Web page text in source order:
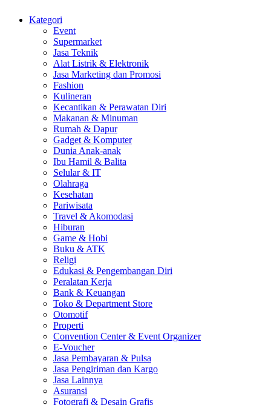
Kategori
Event
Supermarket
Jasa Teknik
Alat Listrik & Elektronik
Jasa Marketing dan Promosi
Fashion
Kulineran
Kecantikan & Perawatan Diri
Makanan & Minuman
Rumah & Dapur
Gadget & Komputer
Dunia Anak-anak
Ibu Hamil & Balita
Selular & IT
Olahraga
Kesehatan
Pariwisata
Travel & Akomodasi
Hiburan
Game & Hobi
Buku & ATK
Religi
Edukasi & Pengembangan Diri
Peralatan Kerja
Bank & Keuangan
Toko & Department Store
Otomotif
Properti
Convention Center & Event Organizer
E-Voucher
Jasa Pembayaran & Pulsa
Jasa Pengiriman dan Kargo
Jasa Lainnya
Asuransi
Fotografi & Desain Grafis